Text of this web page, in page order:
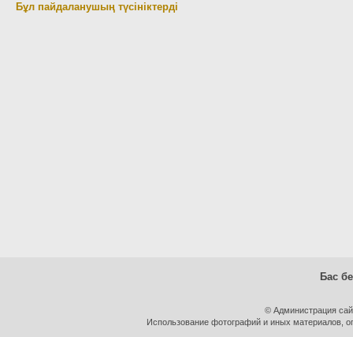
Бұл пайдаланушың түсініктерді
Бас
© Администрация
Использование фотографий и иных материалов,